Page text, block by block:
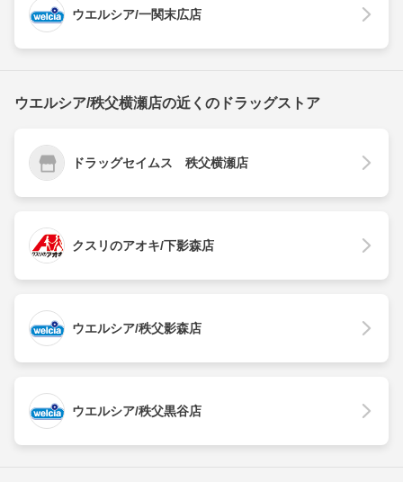
ウエルシア/一関末広店
ウエルシア/秩父横瀬店の近くのドラッグストア
ドラッグセイムス 秩父横瀬店
クスリのアオキ/下影森店
ウエルシア/秩父影森店
ウエルシア/秩父黒谷店